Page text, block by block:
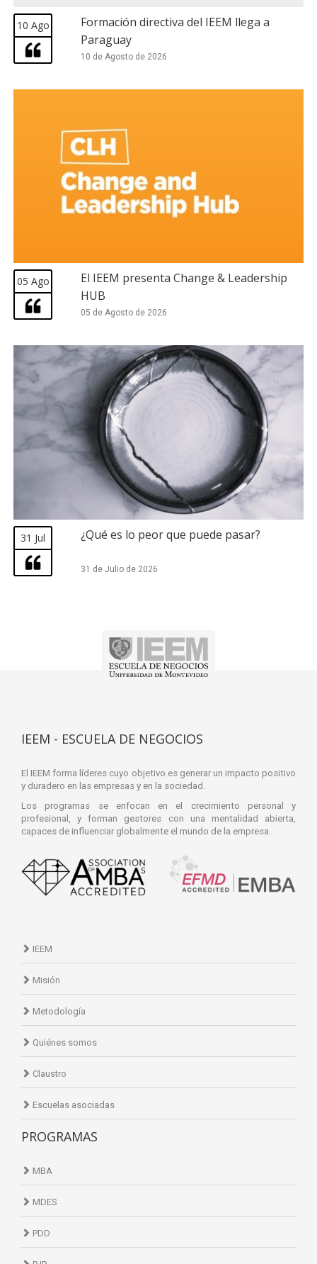
10 Ago
Formación directiva del IEEM llega a
Paraguay
10 de Agosto de 2026
05 Ago
El IEEM presenta Change & Leadership
HUB
05 de Agosto de 2026
31 Jul ¿Qué es lo peor que puede pasar?
31 de Julio de 2026
IEEM - ESCUELA DE NEGOCIOS
El IEEM forma líderes cuyo objetivo es generar un impacto positivo
y duradero en las empresas y en la sociedad.
Los programas se enfocan en el crecimiento personal y
profesional, y forman gestores con una mentalidad abierta,
capaces de influenciar globalmente el mundo de la empresa.
IEEM
Misión
Metodología
Quiénes somos
Claustro
Escuelas asociadas
PROGRAMAS
MBA
MDES
PDD